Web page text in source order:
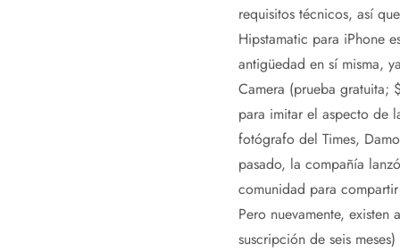
requisitos técnicos, así
Hipstamatic para iPhone
antigüedad en sí misma,
Camera (prueba gratuita;
para imitar el aspecto de
fotógrafo del Times,
pasado, la compañía
comunidad para
Pero nuevamente,
suscripción de seis